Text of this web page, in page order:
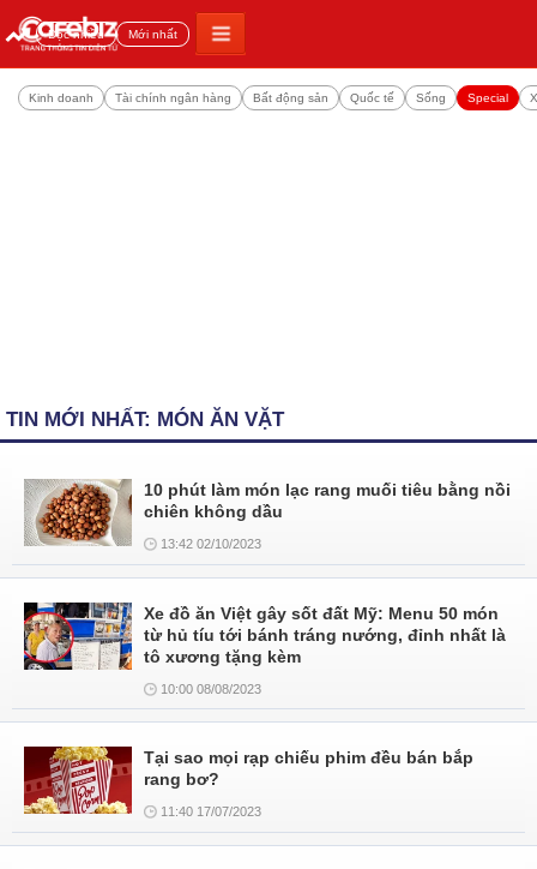
Đọc nhiều Mới nhất
Kinh doanh Tài chính ngân hàng Bất động sản Quốc tế Sống Special
TIN MỚI NHẤT: MÓN ĂN VẶT
10 phút làm món lạc rang muối tiêu bằng nồi
chiên không dầu
13:42 02/10/2023
Xe đồ ăn Việt gây sốt đất Mỹ: Menu 50 món
từ hủ tíu tới bánh tráng nướng, đỉnh nhất là
tô xương tặng kèm
10:00 08/08/2023
Tại sao mọi rạp chiếu phim đều bán bắp
rang bơ?
11:40 17/07/2023